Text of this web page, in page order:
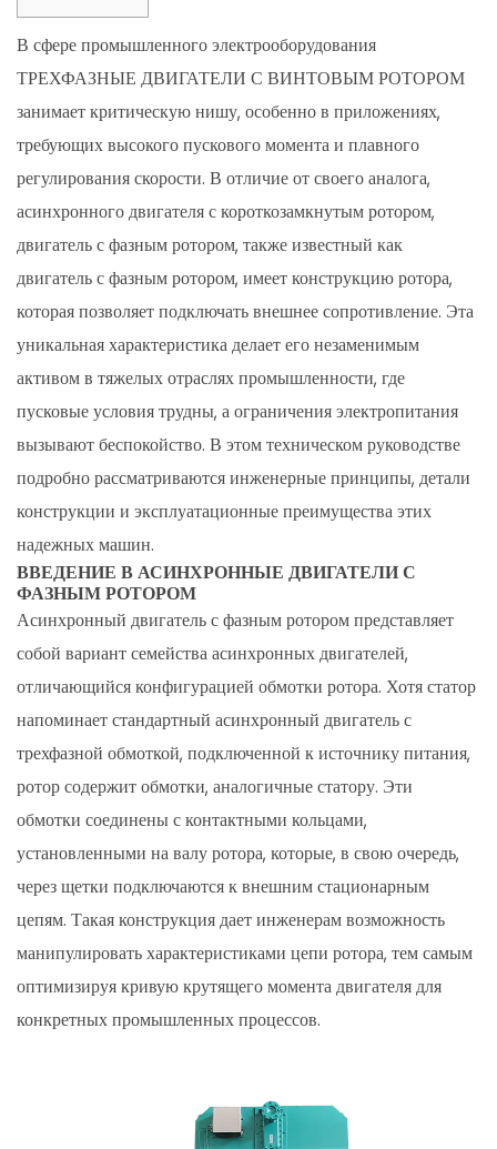
1
Введение
в
асинхронные
двигатели
Принцип
работы
трехфазного
двигателя
с
фазным
ротором
External
Resistance
in
обслуживание
двигателей
с
фазным
ротором
В сфере промышленного электрооборудования
ТРЕХФАЗНЫЕ ДВИГАТЕЛИ С ВИНТОВЫМ РОТОРОМ
занимает критическую нишу, особенно в приложениях,
требующих высокого пускового момента и плавного
регулирования скорости. В отличие от своего аналога,
асинхронного двигателя с короткозамкнутым ротором,
двигатель с фазным ротором, также известный как
двигатель с фазным ротором, имеет конструкцию ротора,
которая позволяет подключать внешнее сопротивление. Эта
уникальная характеристика делает его незаменимым
активом в тяжелых отраслях промышленности, где
пусковые условия трудны, а ограничения электропитания
вызывают беспокойство. В этом техническом руководстве
подробно рассматриваются инженерные принципы, детали
конструкции и эксплуатационные преимущества этих
надежных машин.
ВВЕДЕНИЕ В АСИНХРОННЫЕ ДВИГАТЕЛИ С
ФАЗНЫМ РОТОРОМ
Асинхронный двигатель с фазным ротором представляет
собой вариант семейства асинхронных двигателей,
отличающийся конфигурацией обмотки ротора. Хотя статор
напоминает стандартный асинхронный двигатель с
трехфазной обмоткой, подключенной к источнику питания,
ротор содержит обмотки, аналогичные статору. Эти
обмотки соединены с контактными кольцами,
установленными на валу ротора, которые, в свою очередь,
через щетки подключаются к внешним стационарным
цепям. Такая конструкция дает инженерам возможность
манипулировать характеристиками цепи ротора, тем самым
оптимизируя кривую крутящего момента двигателя для
конкретных промышленных процессов.